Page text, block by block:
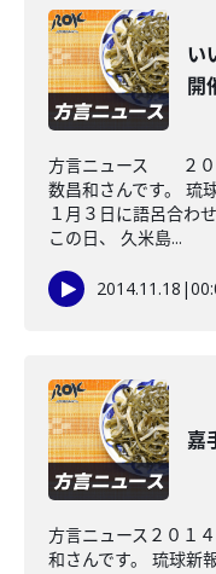
い
開
方言ニュース ２０
数昌和さんです。 琉
１月３日に語呂合わ
この日、 久米島...
2014.11.18 |
嘉
方言ニュース２０１
和さんです。 琉球新